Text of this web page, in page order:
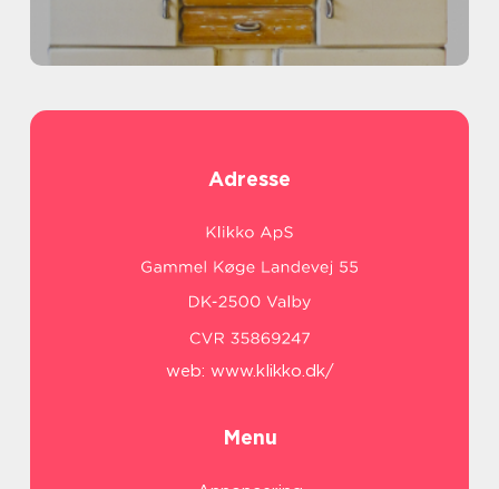
Adresse
web: www.klikko.dk/
Menu